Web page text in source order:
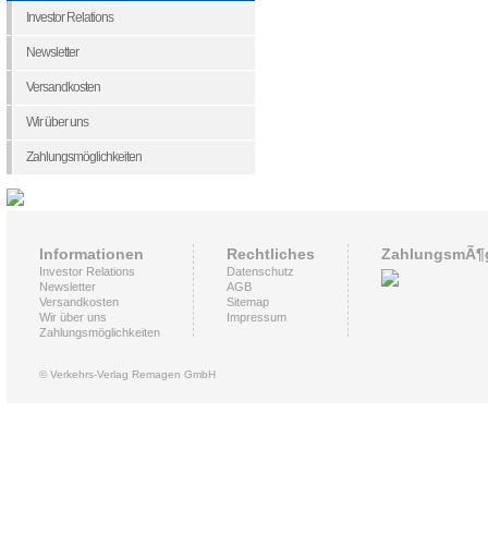
Investor Relations
Newsletter
Versandkosten
Wir über uns
Zahlungsmöglichkeiten
Informationen
Investor Relations
Newsletter
Versandkosten
Wir über uns
Zahlungsmöglichkeiten
Rechtliches
Datenschutz
AGB
Sitemap
Impressum
© Verkehrs-Verlag Remagen GmbH